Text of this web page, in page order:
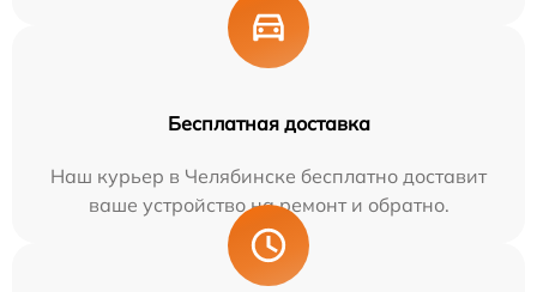
Бесплатная доставка
Наш курьер в Челябинске бесплатно доставит
ваше устройство на ремонт и обратно.